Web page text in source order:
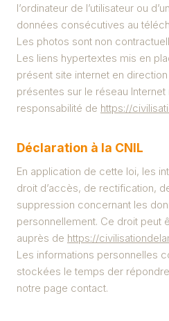
l’ordinateur de l’utilisateur ou
données consécutives au
Les photos sont non
Les liens hypertextes mis en
présent site internet en
présentes sur le réseau
responsabilité de https://
Déclaration à la CNIL
En application de cette loi, les
droit d’accès, de rectification,
suppression concernant les
personnellement. Ce droit peut
auprès de https://
Les informations personnelles
stockées le temps der
notre page contact.